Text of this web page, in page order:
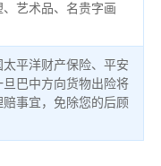
艺术品、名贵字画
平洋财产保险、平安
巴中方向货物出险将
事宜，免除您的后顾